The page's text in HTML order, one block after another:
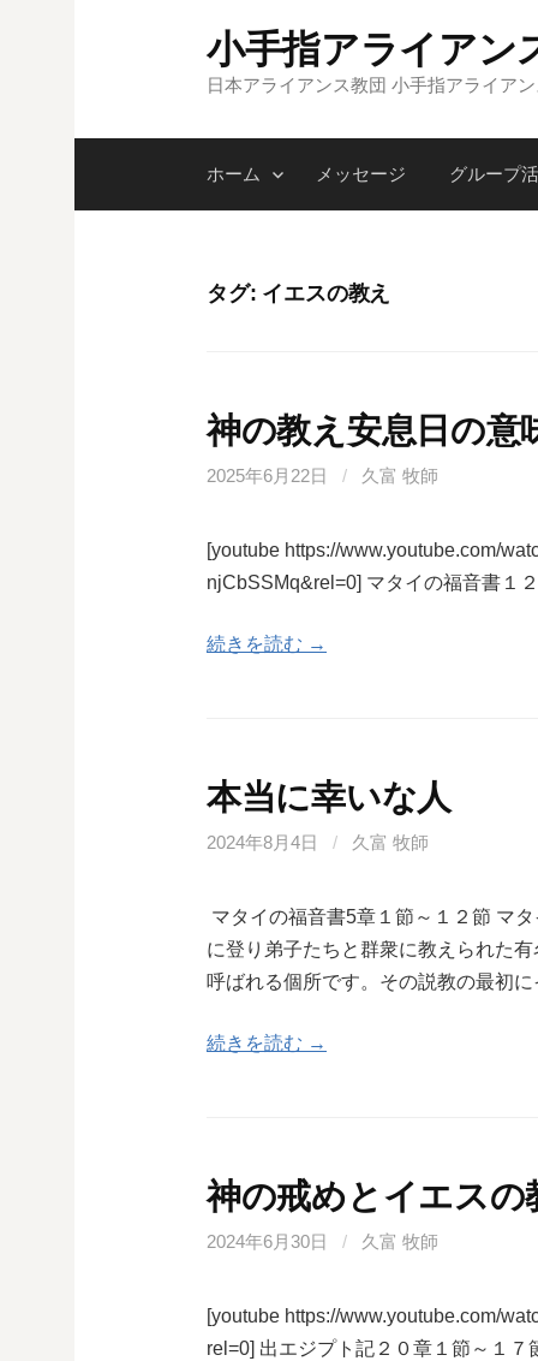
ツ
ス
小手指アライアン
日本アライアンス教団 小手指アライア
ホーム メッセージ グループ
タグ: イエスの教え
神の教え安息日の意
2025年6月22日 / 久富 牧師
[youtube https://www.youtube.com/
njCbSSMq&rel=0] マタイの福音書１
続きを読む →
本当に幸いな人
2024年8月4日 / 久富 牧師
マタイの福音書5章１節～１２節 マ
に登り弟子たちと群衆に教えられた
呼ばれる個所です。その説教の最初
続きを読む →
神の戒めとイエスの
2024年6月30日 / 久富 牧師
[youtube https://www.youtube.com/
rel=0] 出エジプト記２０章１節～１